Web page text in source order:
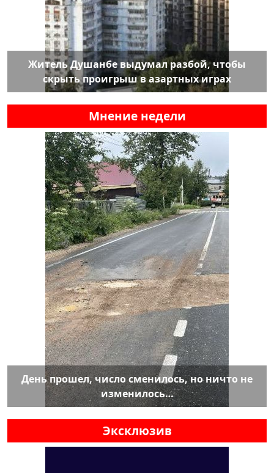
Житель Душанбе выдумал разбой, чтобы
скрыть проигрыш в азартных играх
Мнение недели
День прошел, число сменилось, но ничто не
изменилось…
Эксклюзив